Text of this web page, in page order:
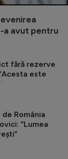
a avut pentru
fără rezerve
este
de România
”Lumea